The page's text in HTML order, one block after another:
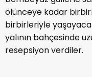
ölünceye kadar
birbirleriyle
yalının bahçesinde
resepsiyon verdiler.